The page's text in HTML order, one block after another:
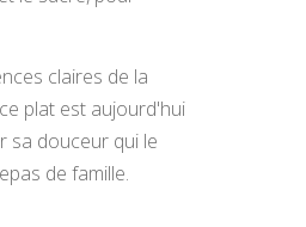
claires de la
plat est aujourd'hui
sa douceur qui le
de famille.